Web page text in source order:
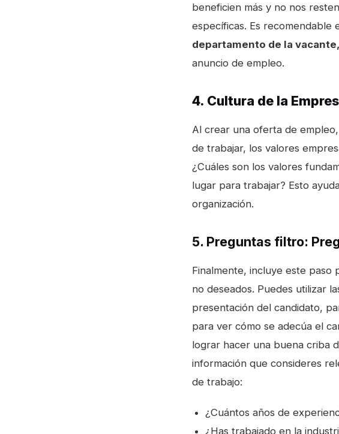
beneficien más y no nos
específicas. Es recomendable
departamento de la vacante,
anuncio de empleo.
4. Cultura de la
Al crear una oferta de
de trabajar, los valores
¿Cuáles son los valores
lugar para trabajar? Esto
organización.
5. Preguntas filtro:
Finalmente, incluye este paso
no deseados. Puedes utilizar
presentación del candidato,
para ver cómo se adecúa el
lograr hacer una buena criba
información que consideres
de trabajo:
¿Cuántos años de
¿Has trabajado en la